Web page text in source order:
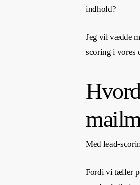
indhold?
Jeg vil vædde
scoring i vores
Med lead-
Fordi vi tæller